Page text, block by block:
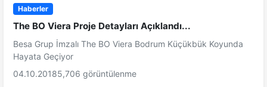
Haberler
The BO Viera Proje Detayları Açıklandı...
Besa Grup İmzalı The BO Viera Bodrum Küçükbük Koyunda
Hayata Geçiyor
04.10.20185,706 görüntülenme